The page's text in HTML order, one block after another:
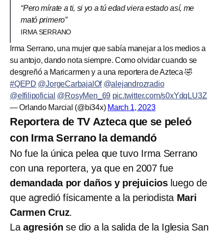
“Pero mírate a ti, si yo a tú edad viera estado así, me
mató primero”
IRMA SERRANO
Irma Serrano, una mujer que sabía manejar a los medios a
su antojo, dando nota siempre. Como olvidar cuando se
desgreñó a Maricarmen y a una reportera de Azteca 🤣
#QEPD @JorgeCarbajalOf @alejandrozradio
@elfilipoficial @RosyMen_69 pic.twitter.com/s0xYdqLU3Z
— Orlando Marcial (@bi34x) March 1, 2023
Reportera de TV Azteca que se peleó
con Irma Serrano la demandó
No fue la única pelea que tuvo Irma Serrano
con una reportera, ya que en 2007 fue
demandada por daños y prejuicios luego de
que agredió físicamente a la periodista Mari
Carmen Cruz.
La agresión se dio a la salida de la Iglesia San